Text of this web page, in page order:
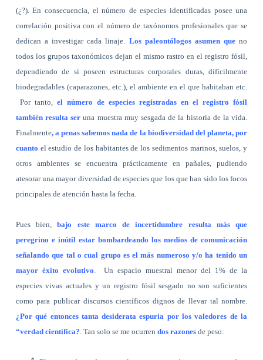
(¿?). En consecuencia, el número de especies identificadas posee una
correlación positiva con el número de taxónomos profesionales que se
dedican a investigar cada linaje. Los paleontólogos asumen queno
todos los grupos taxonómicos dejan el mismo rastro en el registro fósil,
dependiendo de si poseen estructuras corporales duras, difícilmente
biodegradables (caparazones, etc.), el ambiente en el que habitaban etc.
Por tanto, el número de especies registradas en el registro fósil
también resulta ser una muestra muy sesgada de la historia de la vida.
Finalmente, a penas sabemos nada de la biodiversidad del planeta, por
cuanto el estudio de los habitantes de los sedimentos marinos, suelos, y
otros ambientes se encuentra prácticamente en pañales, pudiendo
atesorar una mayor diversidad de especies que los que han sido los focos
principales de atención hasta la fecha.
Pues bien,bajo este marco de incertidumbre resulta más que
peregrino e inútil estar bombardeando los medios de comunicación
señalando que tal o cual grupo es el más numeroso y/o ha tenido un
mayor éxito evolutivo
Un espacio muestral menor del 1% de la
especies vivas actuales y un registro fósil sesgado no son suficientes
como para publicar discursos científicos dignos de llevar tal nombre.
¿Por qué entonces tanta desiderata espuria por los valedores de la
“verdad científica? . Tan solo se me ocurren dos razonesde peso: